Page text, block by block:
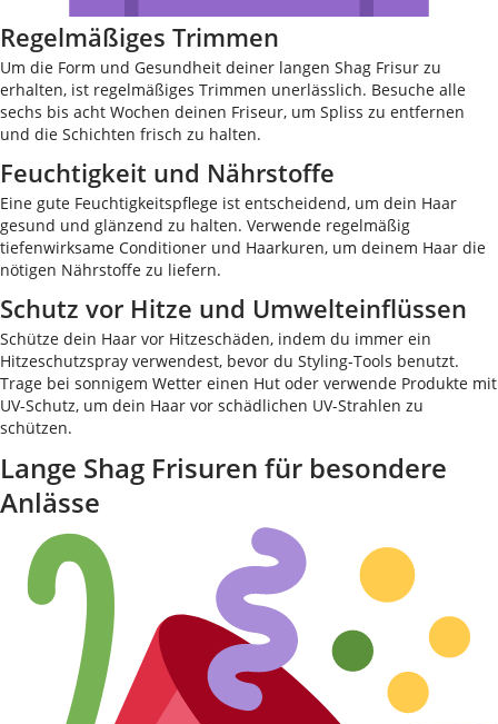
Regelmäßiges Trimmen
Um die Form und Gesundheit deiner langen Shag Frisur zu
erhalten, ist regelmäßiges Trimmen unerlässlich. Besuche alle
sechs bis acht Wochen deinen Friseur, um Spliss zu entfernen
und die Schichten frisch zu halten.
Feuchtigkeit und Nährstoffe
Eine gute Feuchtigkeitspflege ist entscheidend, um dein Haar
gesund und glänzend zu halten. Verwende regelmäßig
tiefenwirksame Conditioner und Haarkuren, um deinem Haar die
nötigen Nährstoffe zu liefern.
Schutz vor Hitze und Umwelteinflüssen
Schütze dein Haar vor Hitzeschäden, indem du immer ein
Hitzeschutzspray verwendest, bevor du Styling-Tools benutzt.
Trage bei sonnigem Wetter einen Hut oder verwende Produkte mit
UV-Schutz, um dein Haar vor schädlichen UV-Strahlen zu
schützen.
Lange Shag Frisuren für besondere
Anlässe